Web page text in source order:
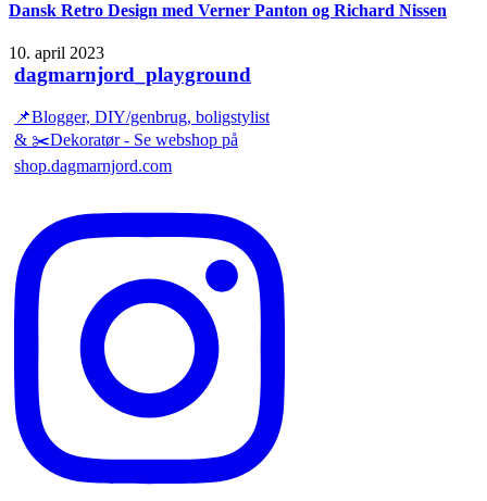
Dansk Retro Design med Verner Panton og Richard Nissen
10. april 2023
dagmarnjord_playground
📌Blogger, DIY/genbrug, boligstylist
& ✂️Dekoratør - Se webshop på
shop.dagmarnjord.com